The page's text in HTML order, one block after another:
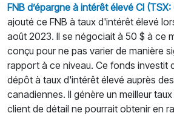
FNB d’épargne à intérêt élevé CI (TSX:
ajouté ce FNB à taux d'intérêt élevé
août 2023. Il se négociait à 50 $ à ce
conçu pour ne pas varier de manière
rapport à ce niveau. Ce fonds investit
dépôt à taux d'intérêt élevé auprès
canadiennes. Il génère un meilleur
client de détail ne pourrait obtenir en